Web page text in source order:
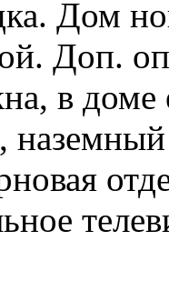
Дом
Доп.
в доме